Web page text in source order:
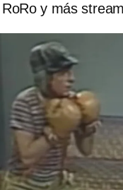
y más